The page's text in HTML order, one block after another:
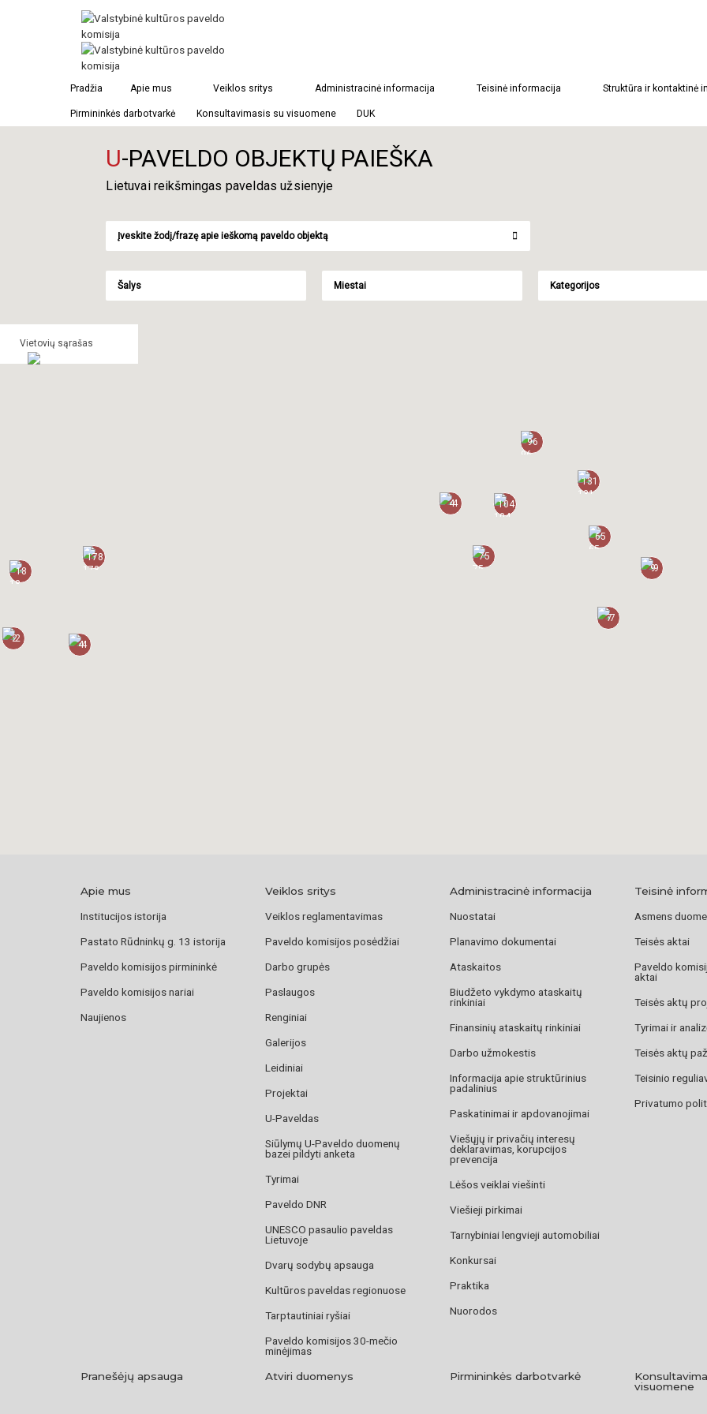
Pradžia Apie mus Veiklos sritys Administracinė informacija Teisinė informacija Struktūra ir kontaktinė
Pirmininkės darbotvarkė Konsultavimasis su visuomene DUK
U-PAVELDO OBJEKTŲ PAIEŠKA
Lietuvai reikšmingas paveldas užsienyje
Šalys Miestai Kategorijos
Vietovių sąrašas
104
178
96
75
65
131
7
18
4
2
9
4
Apie mus
Institucijos istorija
Pastato Rūdninkų g. 13 istorija
Paveldo komisijos pirmininkė
Paveldo komisijos nariai
Naujienos
Veiklos sritys
Veiklos reglamentavimas
Paveldo komisijos posėdžiai
Darbo grupės
Paslaugos
Renginiai
Galerijos
Leidiniai
Projektai
U-Paveldas
Siūlymų U-Paveldo duomenų
bazei pildyti anketa
Tyrimai
Paveldo DNR
UNESCO pasaulio paveldas
Lietuvoje
Dvarų sodybų apsauga
Kultūros paveldas regionuose
Tarptautiniai ryšiai
Paveldo komisijos 30-mečio
minėjimas
Administracinė informacija
Nuostatai
Planavimo dokumentai
Ataskaitos
Biudžeto vykdymo ataskaitų
rinkiniai
Finansinių ataskaitų rinkiniai
Darbo užmokestis
Informacija apie struktūrinius
padalinius
Paskatinimai ir apdovanojimai
Viešųjų ir privačių interesų
deklaravimas, korupcijos
prevencija
Lėšos veiklai viešinti
Viešieji pirkimai
Tarnybiniai lengvieji automobiliai
Konkursai
Praktika
Nuorodos
Teisinė
Asmens
Teisės aktai
Paveldo
aktai
Teisės aktų
Tyrimai ir
Teisės aktų
Teisinio
Privatumo
Pranešėjų apsauga Atviri duomenys Pirmininkės darbotvarkė
visuomene